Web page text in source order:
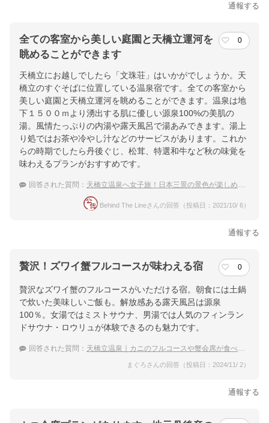
通報する
全ての客室から美しい庭園と天橋立運河を
眺めることができます
0
天橋立にお越しでしたら「文珠荘」はいかがでしょうか。天
橋立のすぐそばに位置している温泉宿です。全ての客室から
美しい庭園と天橋立運河を眺めることができます。温泉は地
下１５００ｍより湧出する肌に優しい源泉100%の美肌の
湯。風情たっぷりの内湯や露天風呂で湯あみできます。湯上
り処ではお茶や冷やし汁などのサービスがあります。これか
らの時期でしたら丹後ぐじ、松茸、特選和牛など秋の味覚を
味わえるプランがおすすめです。
回答された質問： 天橋立温泉へ女子旅！日本三景の景色が楽しめる宿
Behind The Lineさんの回答（投稿日：2021/10/ 6）
通報する
贅沢！ズワイ蟹フルコースが味わえる宿 0
贅沢なズワイ蟹のフルコースがいただける宿。朝食には土鍋
で炊いた美味しいご飯も。解放感ある露天風呂は源泉
100％。女湯ではミストサウナ、男湯では人気のフィンラン
ドサウナ・ロウリュが体験できるのも魅力です。
回答された質問： 天橋立温泉｜カニのフルコースや蟹会席が食べられる宿のおすすめは？
まぐろさんの回答（投稿日：2024/11/ 2）
通報する